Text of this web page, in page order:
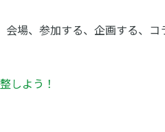
場、参加する、企画する、
しよう！